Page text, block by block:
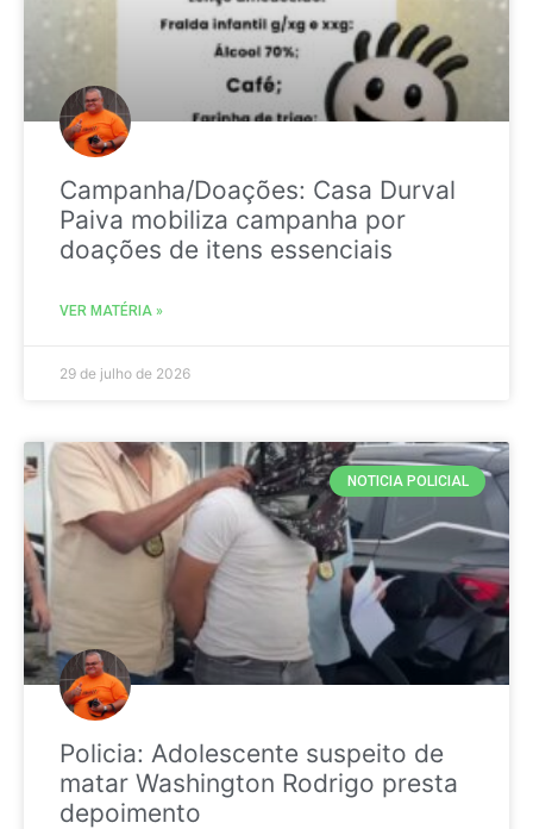
Campanha/Doações: Casa Durval
Paiva mobiliza campanha por
doações de itens essenciais
VER MATÉRIA »
29 de julho de 2026
NOTICIA POLICIAL
Policia: Adolescente suspeito de
matar Washington Rodrigo presta
depoimento